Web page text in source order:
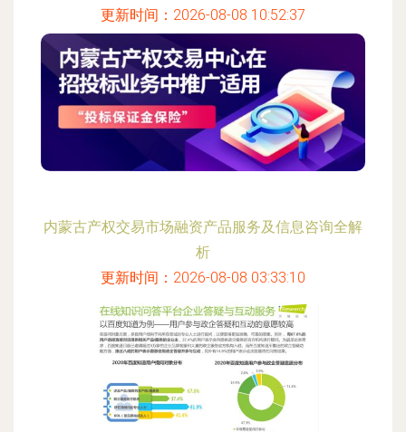
更新时间：2026-08-08 10:52:37
内蒙古产权交易市场融资产品服务及信息咨询全解
析
更新时间：2026-08-08 03:33:10